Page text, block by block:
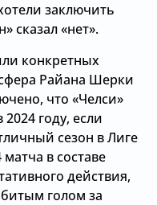
заключить
сказал «нет».
конкретных
Райана Шерки
что «Челси»
году, если
сезон в Лиге
в составе
действия,
голом за